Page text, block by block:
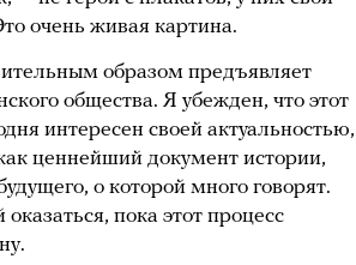
очень живая картина.
образом предъявляет
общества. Я убежден, что этот
интересен своей актуальностью,
ценнейший документ истории,
о которой много говорят.
пока этот процесс